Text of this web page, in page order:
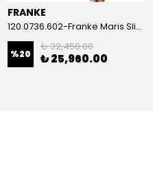
FRANKE
120.0736.602-Franke Maris Slim Clear Water Spiralli Filtreli Copper Armatür
%20
₺ 32,450.00
₺ 25,960.00